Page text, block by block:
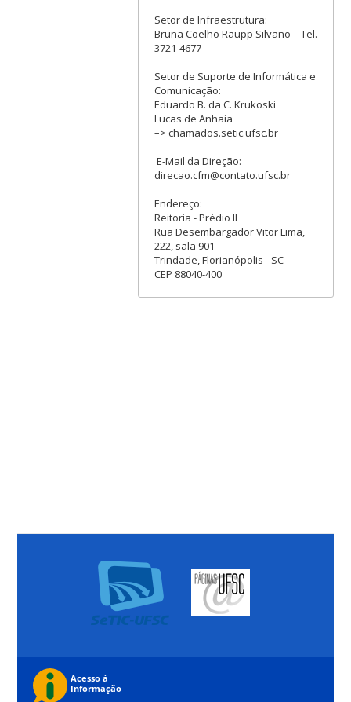
Setor de Infraestrutura:
Bruna Coelho Raupp Silvano – Tel.
3721-4677
Setor de Suporte de Informática e
Comunicação:
Eduardo B. da C. Krukoski
Lucas de Anhaia
–> chamados.setic.ufsc.br
E-Mail da Direção:
direcao.cfm@contato.ufsc.br
Endereço:
Reitoria - Prédio II
Rua Desembargador Vitor Lima,
222, sala 901
Trindade, Florianópolis - SC
CEP 88040-400